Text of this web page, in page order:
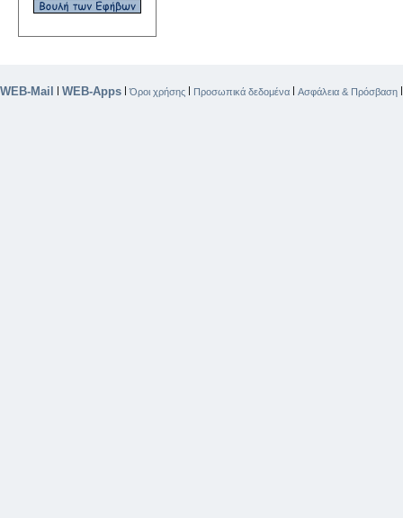
WEB-Mail WEB-Apps |Όροι χρήσης Προσωπικά δεδομένα Ασφάλεια & Πρόσβαση